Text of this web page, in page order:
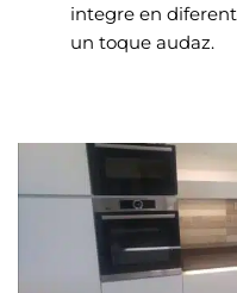
integre en
un toque audaz.